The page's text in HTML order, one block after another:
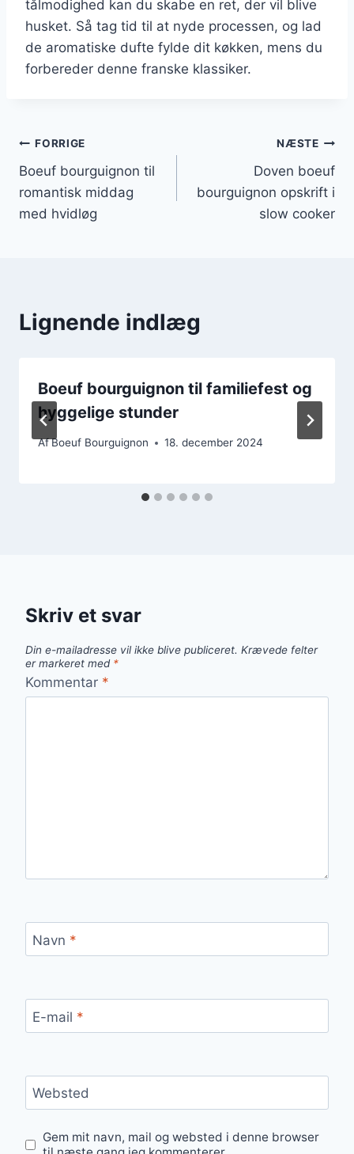
tålmodighed kan du skabe en ret, der vil blive
husket. Så tag tid til at nyde processen, og lad
de aromatiske dufte fylde dit køkken, mens du
forbereder denne franske klassiker.
Indlægsnavigation
FORRIGE
Boeuf bourguignon til
romantisk middag
med hvidløg
NÆSTE
Doven boeuf
bourguignon opskrift i
slow cooker
Lignende indlæg
Boeuf bourguignon til familiefest og
hyggelige stunder
AfBoeuf Bourguignon 18. december 2024
Skriv et svar
Din e-mailadresse vil ikke blive publiceret. Krævede felter
er markeret med *
Kommentar *
Navn *
E-mail *
Websted
Gem mit navn, mail og websted i denne browser